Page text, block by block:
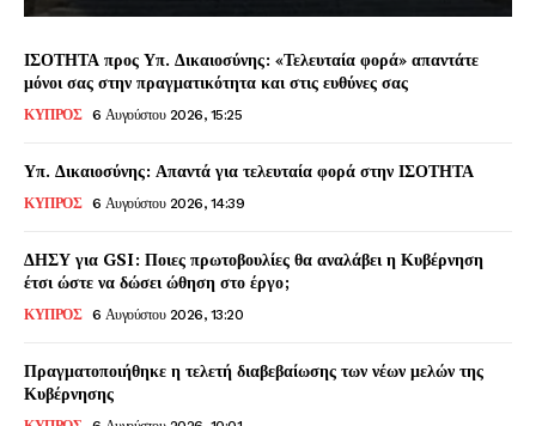
ΙΣΟΤΗΤΑ προς Υπ. Δικαιοσύνης: «Τελευταία φορά» απαντάτε
μόνοι σας στην πραγματικότητα και στις ευθύνες σας
ΚΥΠΡΟΣ 6 Αυγούστου 2026, 15:25
Υπ. Δικαιοσύνης: Απαντά για τελευταία φορά στην ΙΣΟΤΗΤΑ
ΚΥΠΡΟΣ 6 Αυγούστου 2026, 14:39
ΔΗΣΥ για GSI: Ποιες πρωτοβουλίες θα αναλάβει η Κυβέρνηση
έτσι ώστε να δώσει ώθηση στο έργο;
ΚΥΠΡΟΣ 6 Αυγούστου 2026, 13:20
Πραγματοποιήθηκε η τελετή διαβεβαίωσης των νέων μελών της
Κυβέρνησης